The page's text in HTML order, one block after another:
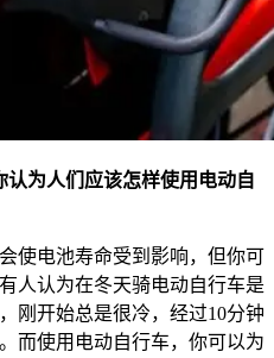
为人们应该怎样使用电动自
使电池寿命受到影响，但你可
人认为在冬天骑电动自行车是
刚开始总是很冷，经过10分钟
而使用电动自行车，你可以为